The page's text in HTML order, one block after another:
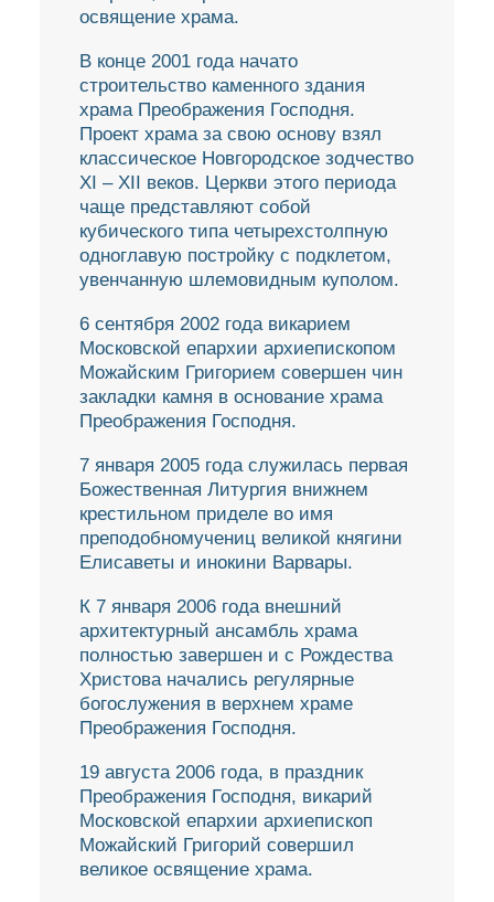
освящение храма.
В конце 2001 года начато
строительство каменного здания
храма Преображения Господня.
Проект храма за свою основу взял
классическое Новгородское зодчество
ХI – ХII веков. Церкви этого периода
чаще представляют собой
кубического типа четырехстолпную
одноглавую постройку с подклетом,
увенчанную шлемовидным куполом.
6 сентября 2002 года викарием
Московской епархии архиепископом
Можайским Григорием совершен чин
закладки камня в основание храма
Преображения Господня.
7 января 2005 года служилась первая
Божественная Литургия внижнем
крестильном приделе во имя
преподобномучениц великой княгини
Елисаветы и инокини Варвары.
К 7 января 2006 года внешний
архитектурный ансамбль храма
полностью завершен и с Рождества
Христова начались регулярные
богослужения в верхнем храме
Преображения Господня.
19 августа 2006 года, в праздник
Преображения Господня, викарий
Московской епархии архиепископ
Можайский Григорий совершил
великое освящение храма.